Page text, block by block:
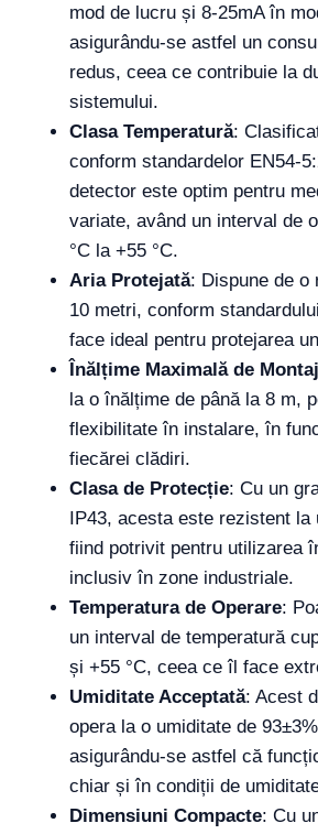
mod de lucru și 8-25mA în
asigurându-se astfel un
redus, ceea ce contribuie la
sistemului.
Clasa Temperatură:
conform standardelor EN54-
detector este optim pentru
variate, având un interval de
°C la +55 °C.
Aria Protejată: Dispune de o
10 metri, conform
face ideal pentru protejarea
Înălțime Maximală de Montaj
la o înălțime de până la 8 m,
flexibilitate în instalare, în
fiecărei clădiri.
Clasa de Protecție: Cu un
IP43, acesta este rezistent la
fiind potrivit pentru utilizarea
inclusiv în zone industriale.
Temperatura de Operare:
un interval de temperatură
și +55 °C, ceea ce îl face
Umiditate Acceptată: Acest
opera la o umiditate de
asigurându-se astfel că
chiar și în condiții de
Dimensiuni Compacte: Cu